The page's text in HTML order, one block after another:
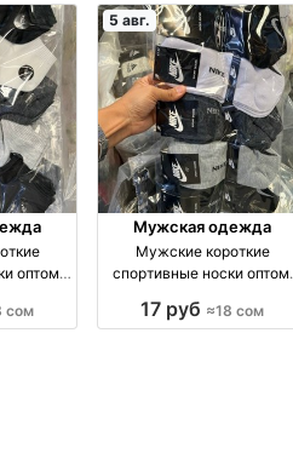
оптом,
сом
5 авг.
Мужская одежда
Мужские короткие
спортивные носки оптом,
производство Киргизия
17 руб ≈18 сом